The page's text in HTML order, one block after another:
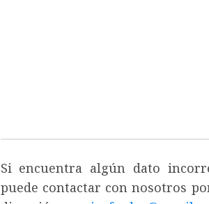
Si encuentra algún dato
puede contactar con nosotros